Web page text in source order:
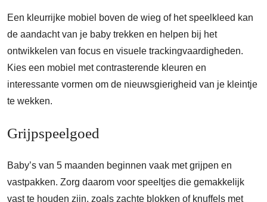
Een kleurrijke mobiel boven de wieg of het speelkleed kan
de aandacht van je baby trekken en helpen bij het
ontwikkelen van focus en visuele trackingvaardigheden.
Kies een mobiel met contrasterende kleuren en
interessante vormen om de nieuwsgierigheid van je kleintje
te wekken.
Grijpspeelgoed
Baby’s van 5 maanden beginnen vaak met grijpen en
vastpakken. Zorg daarom voor speeltjes die gemakkelijk
vast te houden zijn, zoals zachte blokken of knuffels met